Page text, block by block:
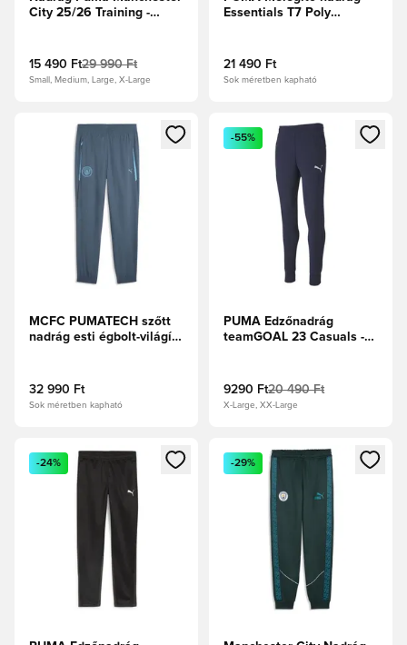
City 25/26 Training -
15 490 Ft29 990 Ft
Small, Medium, Large, X-Large
Essentials T7 Poly
21 490 Ft
Sok méretben kapható
Megnyit egy modált a bejelentkezéshez vagy a tagként
MCFC PUMATECH szőtt
nadrág esti égbolt-világító
32 990 Ft
Sok méretben kapható
Megnyit egy modált a
-55%
PUMA Edzőnadrág
teamGOAL 23 Casuals -
9290 Ft20 490 Ft
X-Large, XX-Large
Megnyit egy modált a bejelentkezéshez vagy a tagként
-24%
Megnyit egy modált a
-29%